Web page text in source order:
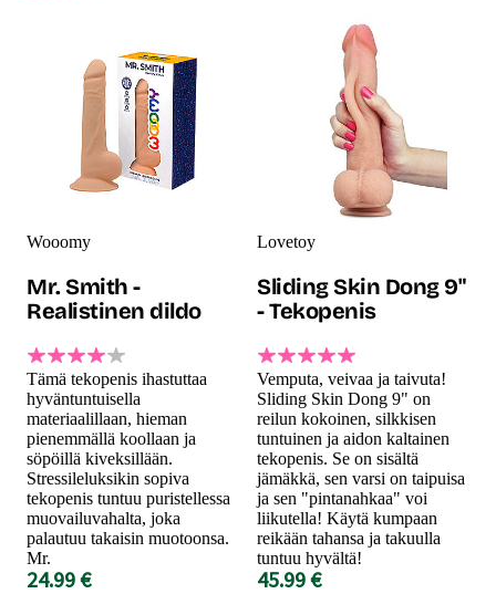
Wooomy
Mr. Smith -
Realistinen dildo
Tämä tekopenis ihastuttaa
hyväntuntuisella
materiaalillaan, hieman
pienemmällä koollaan ja
söpöillä kiveksillään.
Stressileluksikin sopiva
tekopenis tuntuu puristellessa
muovailuvahalta, joka
palautuu takaisin muotoonsa.
Mr.
24.99 €
Lovetoy
Sliding Skin Dong 9"
- Tekopenis
Vemputa, veivaa ja taivuta!
Sliding Skin Dong 9" on
reilun kokoinen, silkkisen
tuntuinen ja aidon kaltainen
tekopenis. Se on sisältä
jämäkkä, sen varsi on taipuisa
ja sen "pintanahkaa" voi
liikutella! Käytä kumpaan
reikään tahansa ja takuulla
tuntuu hyvältä!
45.99 €